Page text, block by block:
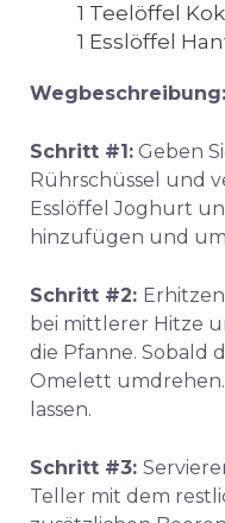
1 Teelöffel
1 Esslöffel
Wegbeschreibung:
Schritt #1: Geben
Rührschüssel und
Esslöffel Joghurt
hinzufügen und
Schritt #2:
bei mittlerer Hitze
die Pfanne. Sobald
Omelett
lassen.
Schritt #3:
Teller mit dem